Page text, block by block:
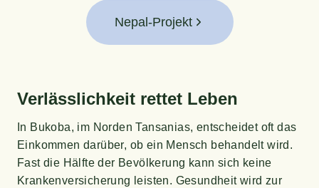
Nepal-Projekt
Ver­läss­lich­keit ret­tet Leben
In Buk­oba, im Nor­den Tan­sa­ni­as, ent­schei­det oft das
Ein­kom­men dar­über, ob ein Mensch behan­delt wird.
Fast die Hälf­te der Bevöl­ke­rung kann sich kei­ne
Kran­ken­ver­si­che­rung leis­ten. Gesund­heit wird zur